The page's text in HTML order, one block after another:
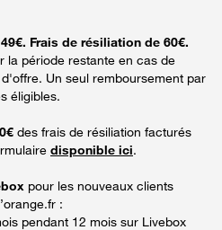
Frais de résiliation de 60€.
la période restante en cas de
Un seul remboursement par
éligibles.
des frais de résiliation facturés
disponible ici.
pour les nouveaux clients
:
pendant 12 mois sur Livebox